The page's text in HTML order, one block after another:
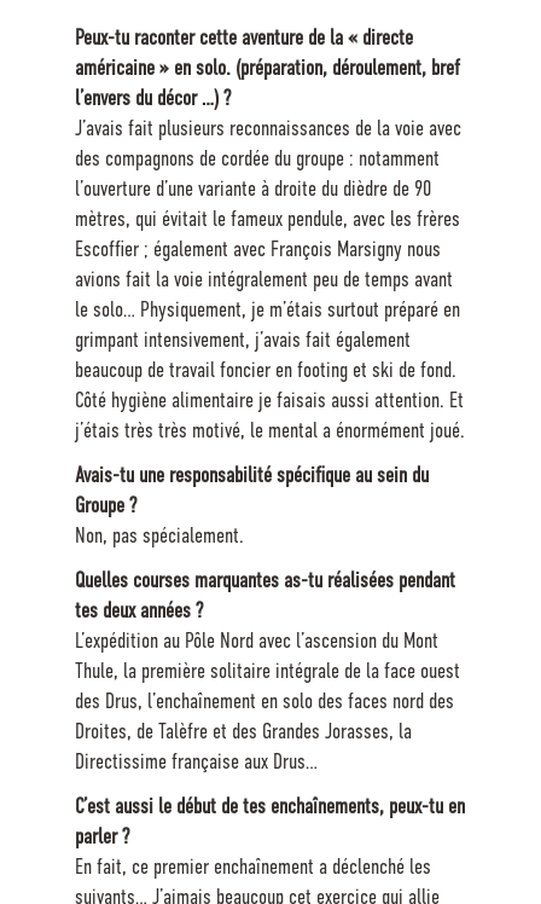
Peux-tu raconter cette aventure de la « directe
américaine » en solo. (préparation, déroulement, bref
l’envers du décor …) ?
J’avais fait plusieurs reconnaissances de la voie avec
des compagnons de cordée du groupe : notamment
l’ouverture d’une variante à droite du dièdre de 90
mètres, qui évitait le fameux pendule, avec les frères
Escoffier ; également avec François Marsigny nous
avions fait la voie intégralement peu de temps avant
le solo… Physiquement, je m’étais surtout préparé en
grimpant intensivement, j’avais fait également
beaucoup de travail foncier en footing et ski de fond.
Côté hygiène alimentaire je faisais aussi attention. Et
j’étais très très motivé, le mental a énormément joué.
Avais-tu une responsabilité spécifique au sein du
Groupe ?
Non, pas spécialement.
Quelles courses marquantes as-tu réalisées pendant
tes deux années ?
L’expédition au Pôle Nord avec l’ascension du Mont
Thule, la première solitaire intégrale de la face ouest
des Drus, l’enchaînement en solo des faces nord des
Droites, de Talèfre et des Grandes Jorasses, la
Directissime française aux Drus…
C’est aussi le début de tes enchaînements, peux-tu en
parler ?
En fait, ce premier enchaînement a déclenché les
suivants… J’aimais beaucoup cet exercice qui allie